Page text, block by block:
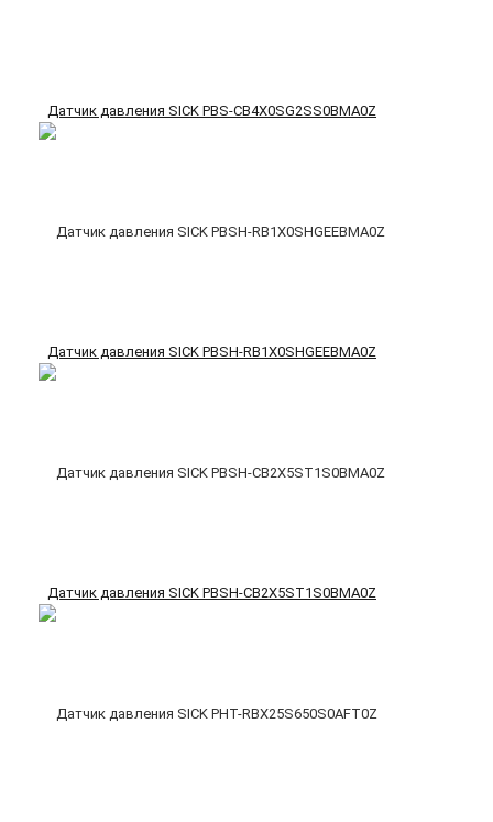
Датчик давления SICK PBS-CB4X0SG2SS0BMA0Z
Датчик давления SICK PBSH-RB1X0SHGEEBMA0Z
Датчик давления SICK PBSH-CB2X5ST1S0BMA0Z